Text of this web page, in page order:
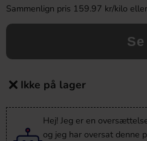
Sammenlign pris 159.97 kr/kilo
Se
Ikke på lager
Hej! Jeg er en
og jeg har oversat denne